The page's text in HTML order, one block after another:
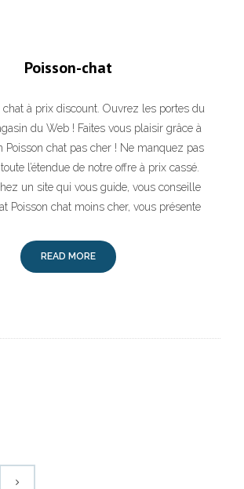
Poisson-chat
chat à prix discount. Ouvrez les portes du
du Web ! Faites vous plaisir grâce à
Poisson chat pas cher ! Ne manquez pas
l’étendue de notre offre à prix cassé.
un site qui vous guide, vous conseille
Poisson chat moins cher, vous présente
READ MORE